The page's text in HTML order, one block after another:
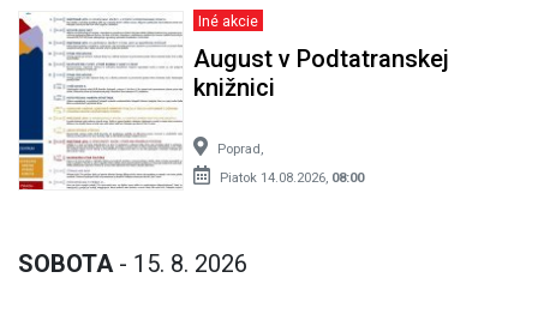
Iné akcie
August v Podtatranskej
knižnici
Poprad,
Piatok 14.08.2026, 08:00
SOBOTA - 15. 8. 2026